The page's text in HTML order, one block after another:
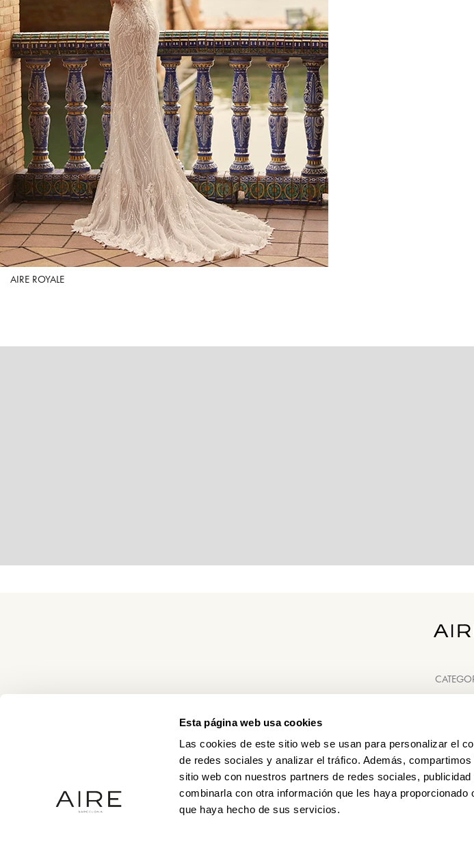
Esta página web usa cookies
Las cookies de este sitio web se usan para personalizar el
de redes sociales y analizar el tráfico. Además,
sitio web con nuestros partners de redes sociales,
combinarla con otra información que les haya proporcionado
que haya hecho de sus servicios.
AIRE ROYALE
PUNTI